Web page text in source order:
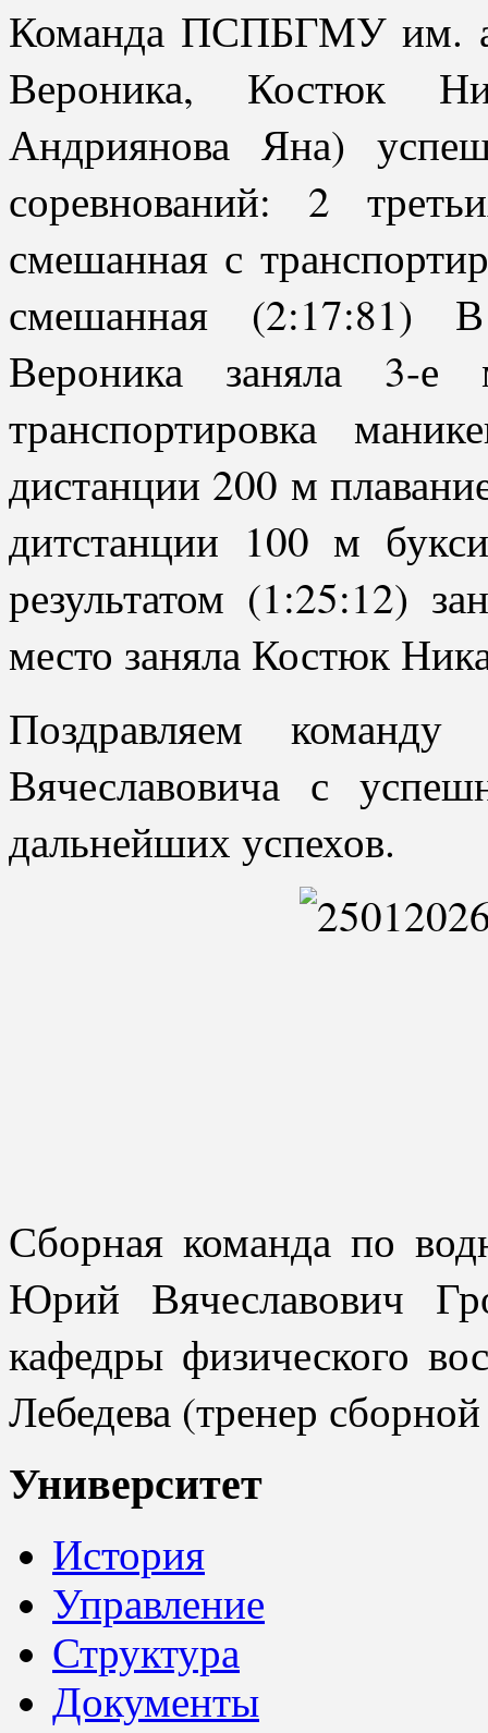
Команда ПСПБГМУ им.
Вероника, Костюк
Андриянова Яна)
соревнований: 2
смешанная с
смешанная (2:17:81)
Вероника заняла 3-
транспортировка
дистанции 200 м
дитстанции 100 м
результатом (1:25:12)
место заняла Костюк
Поздравляем
Вячеславовича с
дальнейших успехов.
Сборная команда по
Юрий Вячеславович
кафедры физического
Лебедева (тренер
Университет
История
Управление
Структура
Документы